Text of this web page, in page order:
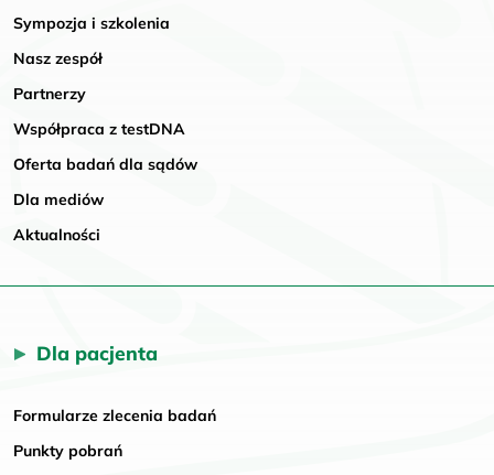
Sympozja i szkolenia
Nasz zespół
Partnerzy
Współpraca z testDNA
Oferta badań dla sądów
Dla mediów
Aktualności
Dla pacjenta
Formularze zlecenia badań
Punkty pobrań